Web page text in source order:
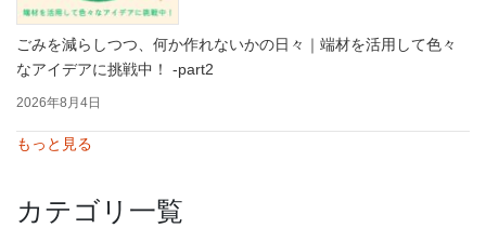
ごみを減らしつつ、何か作れないかの日々｜端材を活用して色々
なアイデアに挑戦中！ -part2
2026年8月4日
もっと見る
カテゴリ一覧